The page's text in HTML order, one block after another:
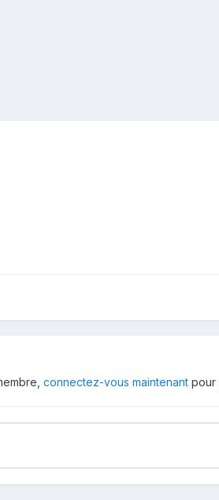
connectez-vous maintenant pour